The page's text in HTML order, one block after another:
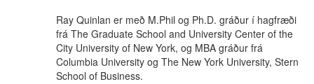
Ray Quinlan er með M.Phil og Ph.D. gráður í hagfræði
frá The Graduate School and University Center of the
City University of New York, og MBA gráður frá
Columbia University og The New York University, Stern
School of Business.